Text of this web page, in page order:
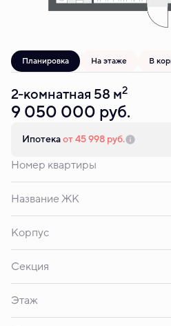
Планировка На этаже В
2-комнатная 58 м2
9 050 000 руб.
Ипотекаот 45 998 руб.
Номер квартиры
Название ЖК
Корпус
Секция
Этаж